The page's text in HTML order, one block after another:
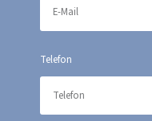
Telefon